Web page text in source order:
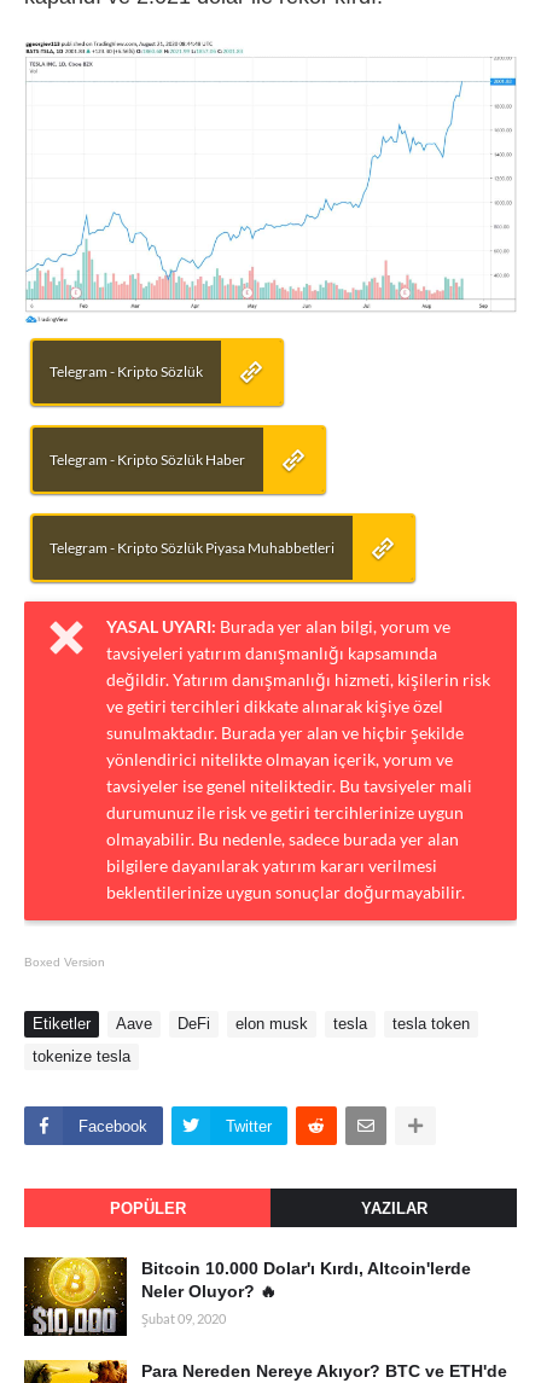
Telegram - Kripto Sözlük
Telegram - Kripto Sözlük Haber
Telegram - Kripto Sözlük Piyasa Muhabbetleri
YASAL UYARI: Burada yer alan bilgi, yorum ve
tavsiyeleri yatırım danışmanlığı kapsamında
değildir. Yatırım danışmanlığı hizmeti, kişilerin risk
ve getiri tercihleri dikkate alınarak kişiye özel
sunulmaktadır. Burada yer alan ve hiçbir şekilde
yönlendirici nitelikte olmayan içerik, yorum ve
tavsiyeler ise genel niteliktedir. Bu tavsiyeler mali
durumunuz ile risk ve getiri tercihlerinize uygun
olmayabilir. Bu nedenle, sadece burada yer alan
bilgilere dayanılarak yatırım kararı verilmesi
beklentilerinize uygun sonuçlar doğurmayabilir.
Boxed Version
Etiketler Aave DeFi elon musk tesla
tesla token
tokenize tesla
Facebook Twitter
POPÜLER YAZILAR
Bitcoin 10.000 Dolar'ı Kırdı, Altcoin'lerde
Neler Oluyor? 🔥
Şubat 09, 2020
Para Nereden Nereye Akıyor? BTC ve ETH'de